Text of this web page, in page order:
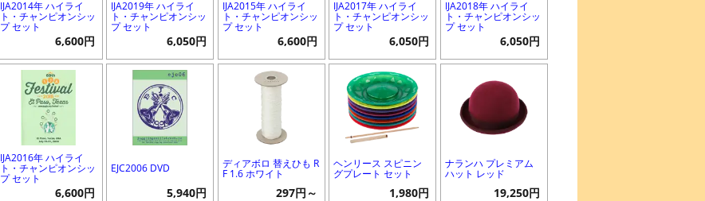
IJA2014年 ハイライ
ト・チャンピオンシッ
プ セット
6,600円
IJA2019年 ハイライ
ト・チャンピオンシッ
プ セット
6,050円
IJA2015年 ハイライ
ト・チャンピオンシッ
プ セット
6,600円
IJA2017年 ハイライ
ト・チャンピオンシッ
プ セット
6,050円
IJA2018年 ハイライ
ト・チャンピオンシッ
プ セット
6,050円
IJA2016年 ハイライ
ト・チャンピオンシッ
プ セット
6,600円
EJC2006 DVD
5,940円
ディアボロ 替えひも R
F 1.6 ホワイト
297円～
ヘンリース スピニン
グプレート セット
1,980円
ナランハ プレミアム
ハット レッド
19,250円